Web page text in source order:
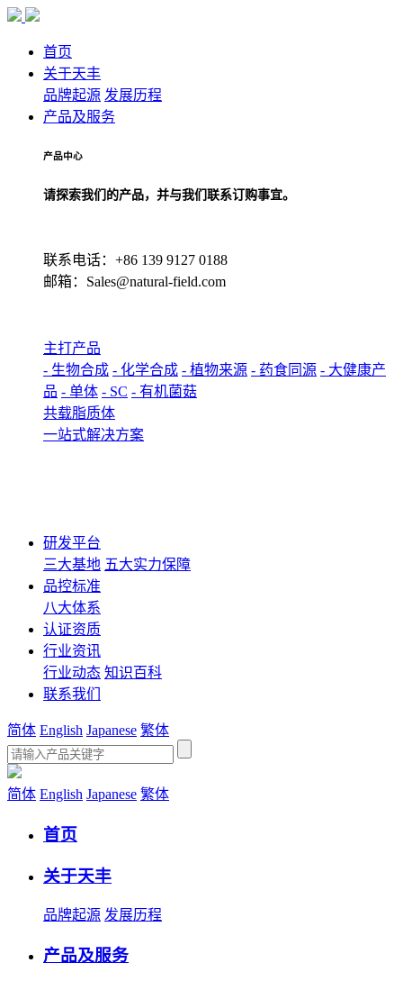
首页
关于天丰
品牌起源 发展历程
产品及服务
产品中心
请探索我们的产品，并与我们联系订购事宜。
联系电话：+86 139 9127 0188
邮箱：Sales@natural-field.com
主打产品
- 生物合成 - 化学合成 - 植物来源 - 药食同源 - 大健康产
品 - 单体 - SC - 有机菌菇
共载脂质体
一站式解决方案
研发平台
三大基地 五大实力保障
品控标准
八大体系
认证资质
行业资讯
行业动态 知识百科
联系我们
简体 English Japanese 繁体
简体 English Japanese 繁体
首页
关于天丰
品牌起源 发展历程
产品及服务